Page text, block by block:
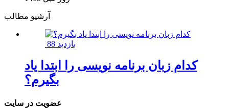
آرشیو مطالب
88 بازدید
کدام زبان برنامه نویسی را ابتدا یاد
بگیرم؟
عضویت در سایت